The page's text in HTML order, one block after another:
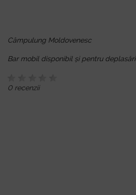
Câmpulung Moldovenesc
Bar mobil disponibil și pentru deplasări
0 recenzii